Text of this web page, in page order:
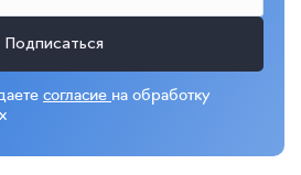
Подписаться
согласие на обработку